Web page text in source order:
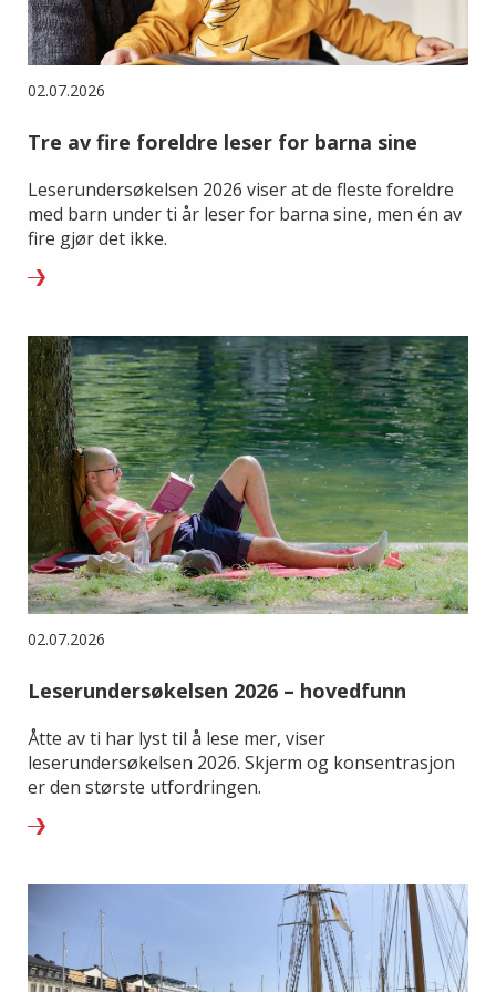
02.07.2026
Tre av fire foreldre leser for barna sine
Leserundersøkelsen 2026 viser at de fleste foreldre
med barn under ti år leser for barna sine, men én av
fire gjør det ikke.
02.07.2026
Leserundersøkelsen 2026 – hovedfunn
Åtte av ti har lyst til å lese mer, viser
leserundersøkelsen 2026. Skjerm og konsentrasjon
er den største utfordringen.